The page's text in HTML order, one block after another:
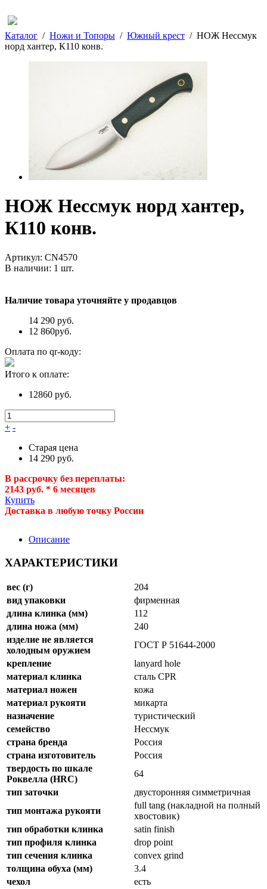
Каталог / Ножи и Топоры / Южный крест / НОЖ Нессмук
норд хантер, К110 конв.
НОЖ Нессмук норд хантер,
К110 конв.
Артикул: CN4570
В наличии: 1 шт.
Наличие товара уточняйте у продавцов
14 290 руб.
12 860руб.
Оплата по qr-коду:
Итого к оплате:
12860 руб.
+ -
Старая цена
14 290 руб.
В рассрочку без переплаты:
2143 руб. * 6 месяцев
Купить
Доставка в любую точку России
Описание
ХАРАКТЕРИСТИКИ
вес (г)
204
вид упаковки
фирменная
длина клинка (мм)
112
длина ножа (мм)
240
изделие не является
холодным оружием
ГОСТ Р 51644-2000
крепление
lanyard hole
материал клинка
сталь CPR
материал ножен
кожа
материал рукояти
микарта
назначение
туристический
семейство
Нессмук
страна бренда
Россия
страна изготовитель
Россия
твердость по шкале
Роквелла (HRC)
64
тип заточки
двусторонняя симметричная
тип монтажа рукояти
full tang (накладной на полный
хвостовик)
тип обработки клинка
satin finish
тип профиля клинка
drop point
тип сечения клинка
convex grind
толщина обуха (мм)
3.4
чехол
есть